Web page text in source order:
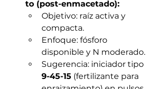
to (post-enmacetado):
Objetivo: raíz activa y
compacta.
Enfoque: fósforo
disponible y N moderado.
Sugerencia: iniciador tipo
9-45-15 (fertilizante para